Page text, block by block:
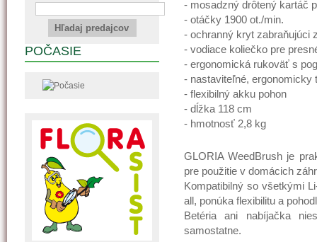
- mosadzný drôtený kartáč
- otáčky 1900 ot./min.
- ochranný kryt zabraňujúci
- vodiace koliečko pre
- ergonomická rukoväť s
- nastaviteľné, ergonomicky
- flexibilný akku pohon
- dĺžka 118 cm
- hmotnosť 2,8 kg
GLORIA WeedBrush je
pre použitie v domácich
Kompatibilný so všetkými
all, ponúka flexibilitu a
Betéria ani nabíjačka
samostatne.
POČASIE